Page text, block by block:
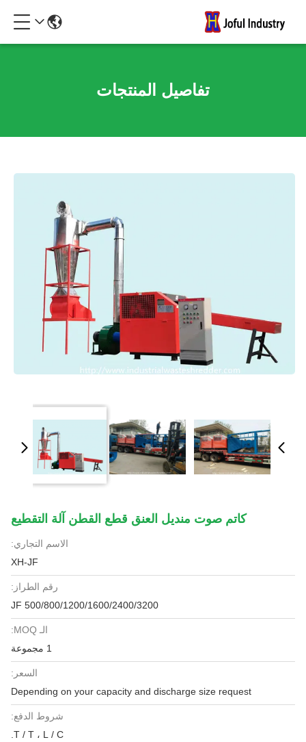
تفاصيل المنتجات
كاتم صوت منديل العنق قطع القطن آلة التقطيع
الاسم التجاري:
XH-JF
رقم الطراز:
JF 500/800/1200/1600/2400/3200
الـ MOQ:
1 مجموعة
السعر:
Depending on your capacity and discharge size request
شروط الدفع:
T / T ، L / C.